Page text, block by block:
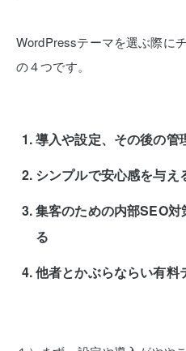
WordPressテーマを選ぶ際に
の４つです。
導入や設定、その後の管
シンプルで安心感を与え
集客のための内部SEO
る
他者とかぶらならい有料